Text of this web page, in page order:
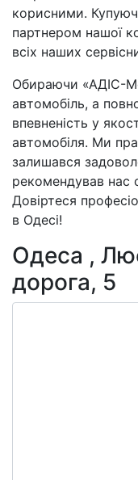
корисними.
партнером нашої
всіх наших
Обираючи «АДІС-
автомобіль, а
впевненість у
автомобіля. Ми
залишався
рекомендував нас
Довіртеся
в Одесі!
Одеса ,
дорога, 5